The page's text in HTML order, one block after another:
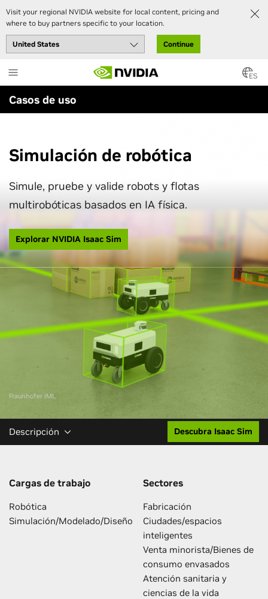
Visit your regional NVIDIA website for local content, pricing and
where to buy partners specific to your location.
Continue
to
main
content
ES
Casos de uso
Simulación de robótica
Simule, pruebe y valide robots y flotas
multirobóticas basados en IA física.
Explorar NVIDIA Isaac Sim
Fraunhofer IML
Descripción Descubra Isaac Sim
Cargas de trabajo
Robótica
Simulación/Modelado/Diseño
Sectores
Fabricación
Ciudades/espacios
inteligentes
Venta minorista/Bienes de
consumo envasados
Atención sanitaria y
ciencias de la vida